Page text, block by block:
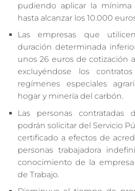
pudiendo aplicar la mínima
hasta alcanzar los 10.000
Las empresas que
duración determinada
unos 26 euros de cotización
excluyéndose los
regímenes especiales
hogar y minería del carbón.
Las personas contratadas
podrán solicitar del Servicio
certificado a efectos de
personas trabajadora
conocimiento de la
de Trabajo.